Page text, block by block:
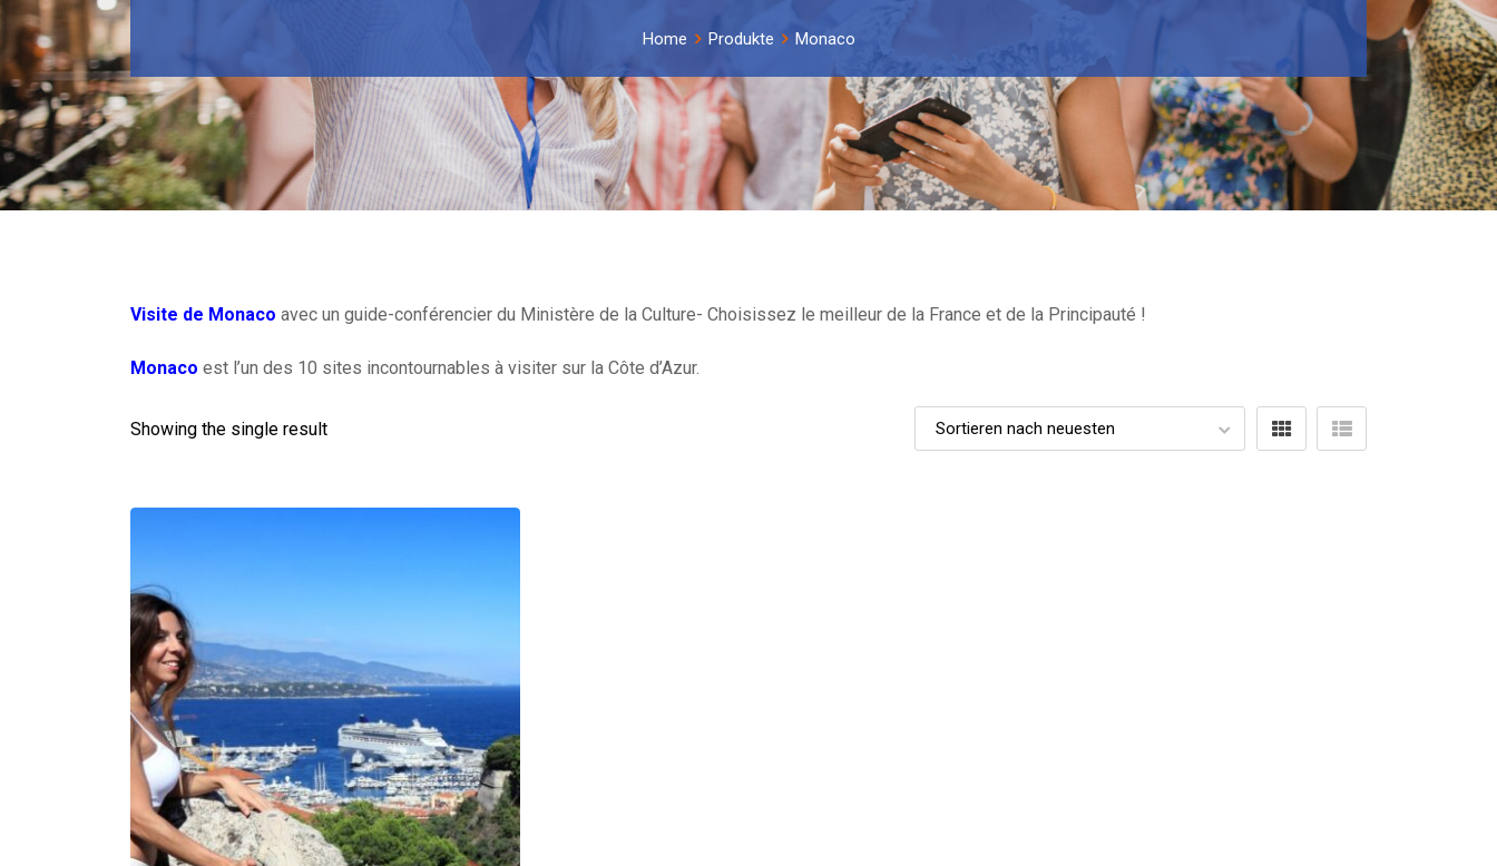
Home Produkte Monaco
Visite de Monaco avec un guide-conférencier du Ministère de la Culture- Choisissez le meilleur de la France et de la Principauté !
Monaco est l’un des 10 sites incontournables à visiter sur la Côte d’Azur.
Showing the single result